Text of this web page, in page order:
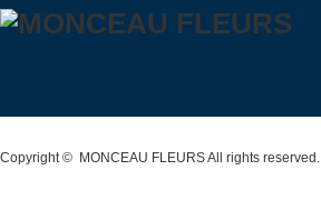
Copyright © MONCEAU FLEURSAll rights reserved.